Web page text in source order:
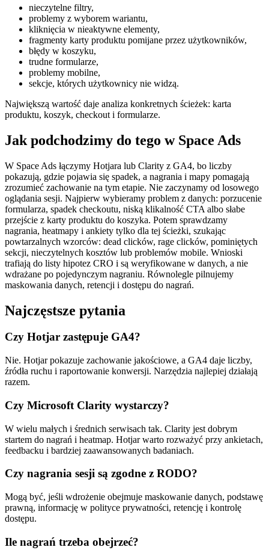
nieczytelne filtry,
problemy z wyborem wariantu,
kliknięcia w nieaktywne elementy,
fragmenty karty produktu pomijane przez użytkowników,
błędy w koszyku,
trudne formularze,
problemy mobilne,
sekcje, których użytkownicy nie widzą.
Największą wartość daje analiza konkretnych ścieżek: karta
produktu, koszyk, checkout i formularze.
Jak podchodzimy do tego w Space Ads
W Space Ads łączymy Hotjara lub Clarity z GA4, bo liczby
pokazują, gdzie pojawia się spadek, a nagrania i mapy pomagają
zrozumieć zachowanie na tym etapie. Nie zaczynamy od losowego
oglądania sesji. Najpierw wybieramy problem z danych: porzucenie
formularza, spadek checkoutu, niską klikalność CTA albo słabe
przejście z karty produktu do koszyka. Potem sprawdzamy
nagrania, heatmapy i ankiety tylko dla tej ścieżki, szukając
powtarzalnych wzorców: dead clicków, rage clicków, pominiętych
sekcji, nieczytelnych kosztów lub problemów mobile. Wnioski
trafiają do listy hipotez CRO i są weryfikowane w danych, a nie
wdrażane po pojedynczym nagraniu. Równolegle pilnujemy
maskowania danych, retencji i dostępu do nagrań.
Najczęstsze pytania
Czy Hotjar zastępuje GA4?
Nie. Hotjar pokazuje zachowanie jakościowe, a GA4 daje liczby,
źródła ruchu i raportowanie konwersji. Narzędzia najlepiej działają
razem.
Czy Microsoft Clarity wystarczy?
W wielu małych i średnich serwisach tak. Clarity jest dobrym
startem do nagrań i heatmap. Hotjar warto rozważyć przy ankietach,
feedbacku i bardziej zaawansowanych badaniach.
Czy nagrania sesji są zgodne z RODO?
Mogą być, jeśli wdrożenie obejmuje maskowanie danych, podstawę
prawną, informację w polityce prywatności, retencję i kontrolę
dostępu.
Ile nagrań trzeba obejrzeć?